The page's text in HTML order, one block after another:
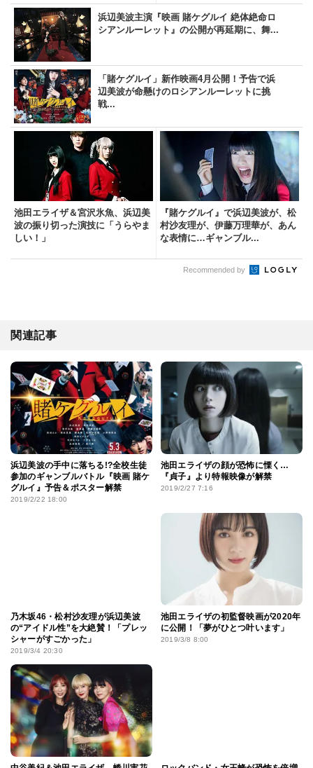
浜辺美波主演『映画 賭ケグルイ 絶体絶命ロ
シアンルーレット』の公開が再延期に、舞...
「賭ケグルイ」新作映画4月公開！予告で浜
辺美波が命懸けのロシアンルーレットに挑
戦...
池田エライザ＆宮沢氷魚、浜辺美
波の振り切った演技に「うらやま
しい！」
『賭ケグルイ』で浜辺美波が、松
村沙友理が、伊藤万理華が、あん
な表情に…ギャンブル...
Recommended by
関連記事
浜辺美波の手中に落ちる!?全校生徒
参加のギャンブルバトル『映画 賭ケ
グルイ』予告＆ポスター解禁
2019/2/22 18:00
池田エライザの顔が恐怖に慄く…
『貞子』より特報映像が解禁
2019/2/27 7:16
乃木坂46・松村沙友理が浜辺美波
の“アイドル性”を大絶賛！「プレッ
シャーがすごかった」
2019/3/4 20:30
池田エライザの初監督映画が2020年
に公開！「夢がひとつ叶います」
2019/3/8 8:00